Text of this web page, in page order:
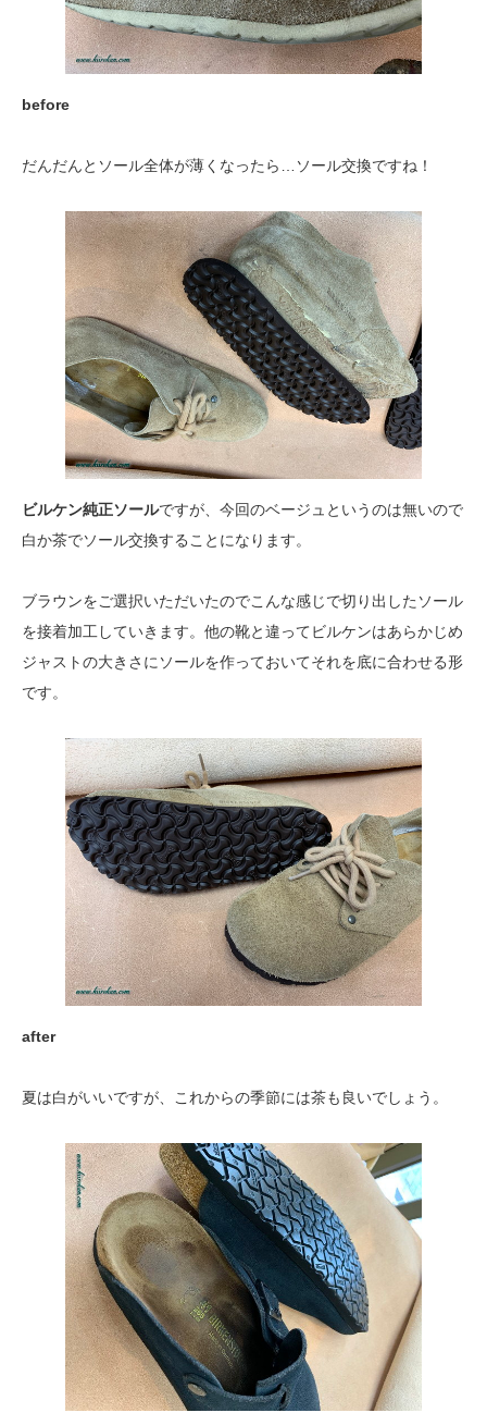
before
だんだんとソール全体が薄くなったら…ソール交換ですね！
ビルケン純正ソールですが、今回のベージュというのは無いので
白か茶でソール交換することになります。
ブラウンをご選択いただいたのでこんな感じで切り出したソール
を接着加工していきます。他の靴と違ってビルケンはあらかじめ
ジャストの大きさにソールを作っておいてそれを底に合わせる形
です。
after
夏は白がいいですが、これからの季節には茶も良いでしょう。